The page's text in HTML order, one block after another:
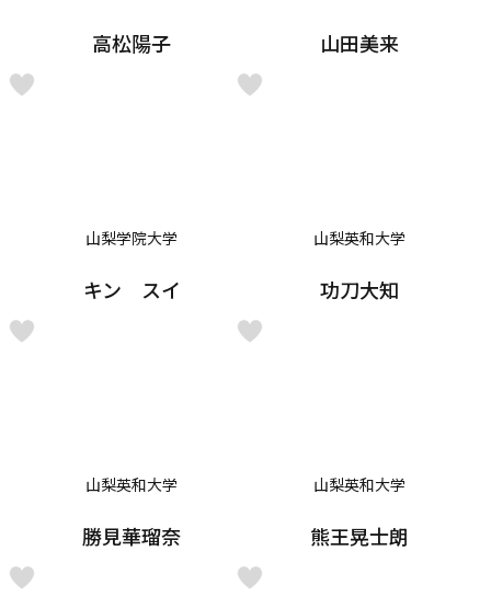
高松陽子 山田美来
山梨学院大学
キン スイ
山梨英和大学
功刀大知
山梨英和大学
勝見華瑠奈
山梨英和大学
熊王晃士朗